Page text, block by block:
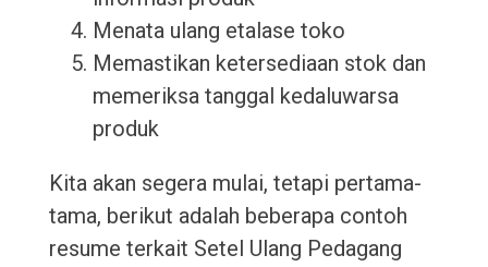
Menata ulang etalase toko
Memastikan ketersediaan stok dan
memeriksa tanggal kedaluwarsa
produk
Kita akan segera mulai, tetapi pertama-
tama, berikut adalah beberapa contoh
resume terkait Setel Ulang Pedagang